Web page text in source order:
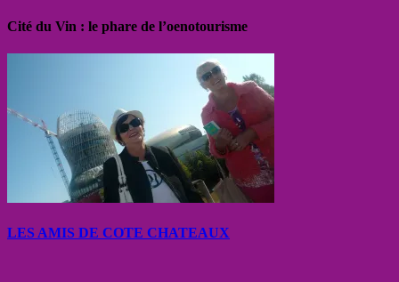
Cité du Vin : le phare de l’oenotourisme
LES AMIS DE COTE CHATEAUX